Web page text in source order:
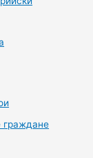
граждане